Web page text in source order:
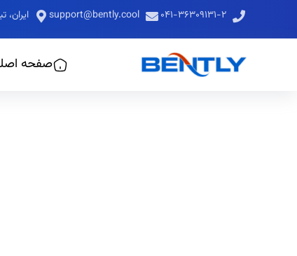
۰۴۱-۳۶۳۰۹۱۳۱-۲ support@bently.cool
صفحه